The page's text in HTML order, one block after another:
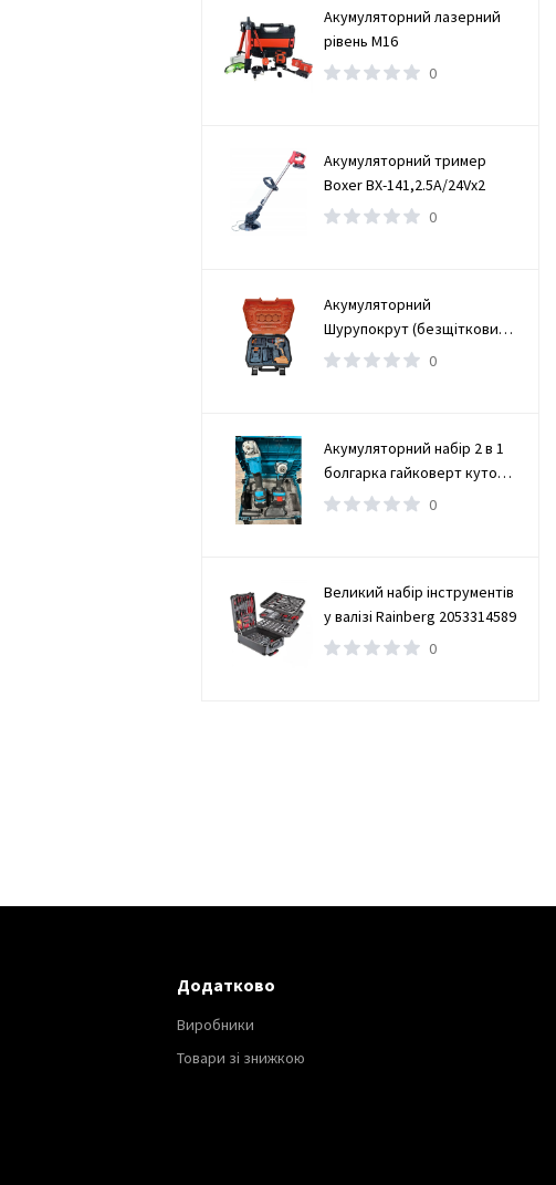
Акумуляторний лазерний
рівень М16
0
Акумуляторний тример
Boxer BX-141,2.5А/24Vx2
0
Акумуляторний
Шурупокрут (безщітковий)
(TAOE-CD34N)
0
Акумуляторний набір 2 в 1
болгарка гайковерт кутова
(турбінка) 21V 4Ah
0
Великий набір інструментів
у валізі Rainberg 2053314589
0
Додатково
Виробники
Товари зі знижкою